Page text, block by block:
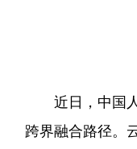
近日，中国人
跨界融合路径。